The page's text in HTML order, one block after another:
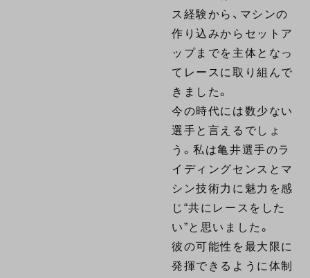
ス経験から、マシンの
作り込みからセットア
ップまでを主体となっ
てレースに取り組んで
きました。
今の時代には数少ない
選手と言えるでしょ
う。私は亀井選手のラ
イディングセンスとマ
シン技術力に魅力を感
じ“共にレースをした
い”と思いました。
彼の可能性を最大限に
発揮できるように体制